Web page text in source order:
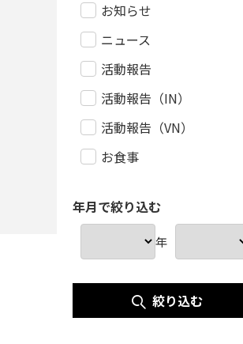
お知らせ
ニュース
活動報告
活動報告（IN）
活動報告（VN）
お食事
年月で絞り込む
年
絞り込む